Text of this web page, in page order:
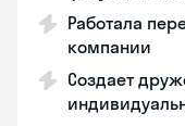
Работала
компании
Создает